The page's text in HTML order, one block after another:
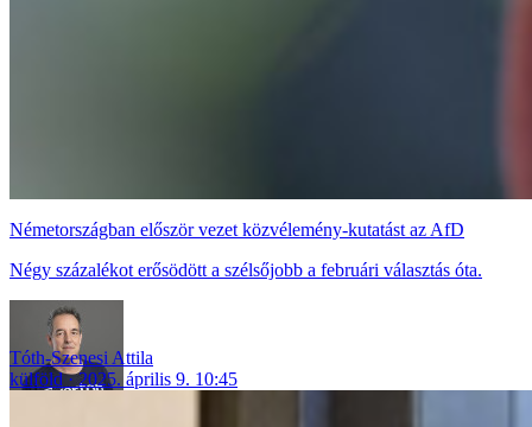
Németországban először vezet közvélemény-kutatást az AfD
Négy százalékot erősödött a szélsőjobb a februári választás óta.
Tóth-Szenesi Attila
külföld
2025. április 9. 10:45